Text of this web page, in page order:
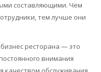
составляющими. Чем
тем лучше они
ресторана — это
внимания